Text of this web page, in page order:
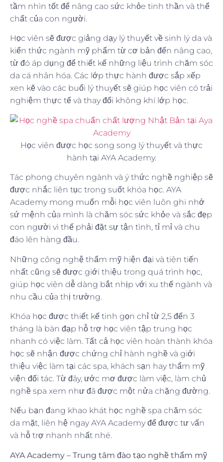
tầm nhìn tốt để nâng cao sức khỏe tinh thần và thể
chất của con người.
Học viên sẽ được giảng dạy lý thuyết về sinh lý da và
kiến thức ngành mỹ phẩm từ cơ bản đến nâng cao,
từ đó áp dụng để thiết kế những liệu trình chăm sóc
da cá nhân hóa. Các lớp thực hành được sắp xếp
xen kẽ vào các buổi lý thuyết sẽ giúp học viên có trải
nghiệm thực tế và thay đổi không khí lớp học.
Học viên được học song song lý thuyết và thực
hành tại AYA Academy.
Tác phong chuyên ngành và ý thức nghề nghiệp sẽ
được nhắc liên tục trong suốt khóa học. AYA
Academy mong muốn mỗi học viên luôn ghi nhớ
sứ mệnh của mình là chăm sóc sức khỏe và sắc đẹp
con người vì thế phải đặt sự tận tình, tỉ mỉ và chu
đáo lên hàng đầu.
Những công nghệ thẩm mỹ hiện đại và tiên tiến
nhất cũng sẽ được giới thiệu trong quá trình học,
giúp học viên dễ dàng bắt nhịp với xu thế ngành và
nhu cầu của thị trường.
Khóa học được thiết kế tinh gọn chỉ từ 2,5 đến 3
tháng là bàn đạp hỗ trợ học viên tập trung học
nhanh có việc làm. Tất cả học viên hoàn thành khóa
học sẽ nhận được chứng chỉ hành nghề và giới
thiệu việc làm tại các spa, khách sạn hay thẩm mỹ
viện đối tác. Từ đây, ước mơ được làm việc, làm chủ
nghề spa xem như đã được một nửa chặng đường.
Nếu bạn đang khao khát học nghề spa chăm sóc
da mặt, liên hệ ngay AYA Academy để được tư vấn
và hỗ trợ nhanh nhất nhé.
AYA Academy – Trung tâm đào tạo nghề thẩm mỹ